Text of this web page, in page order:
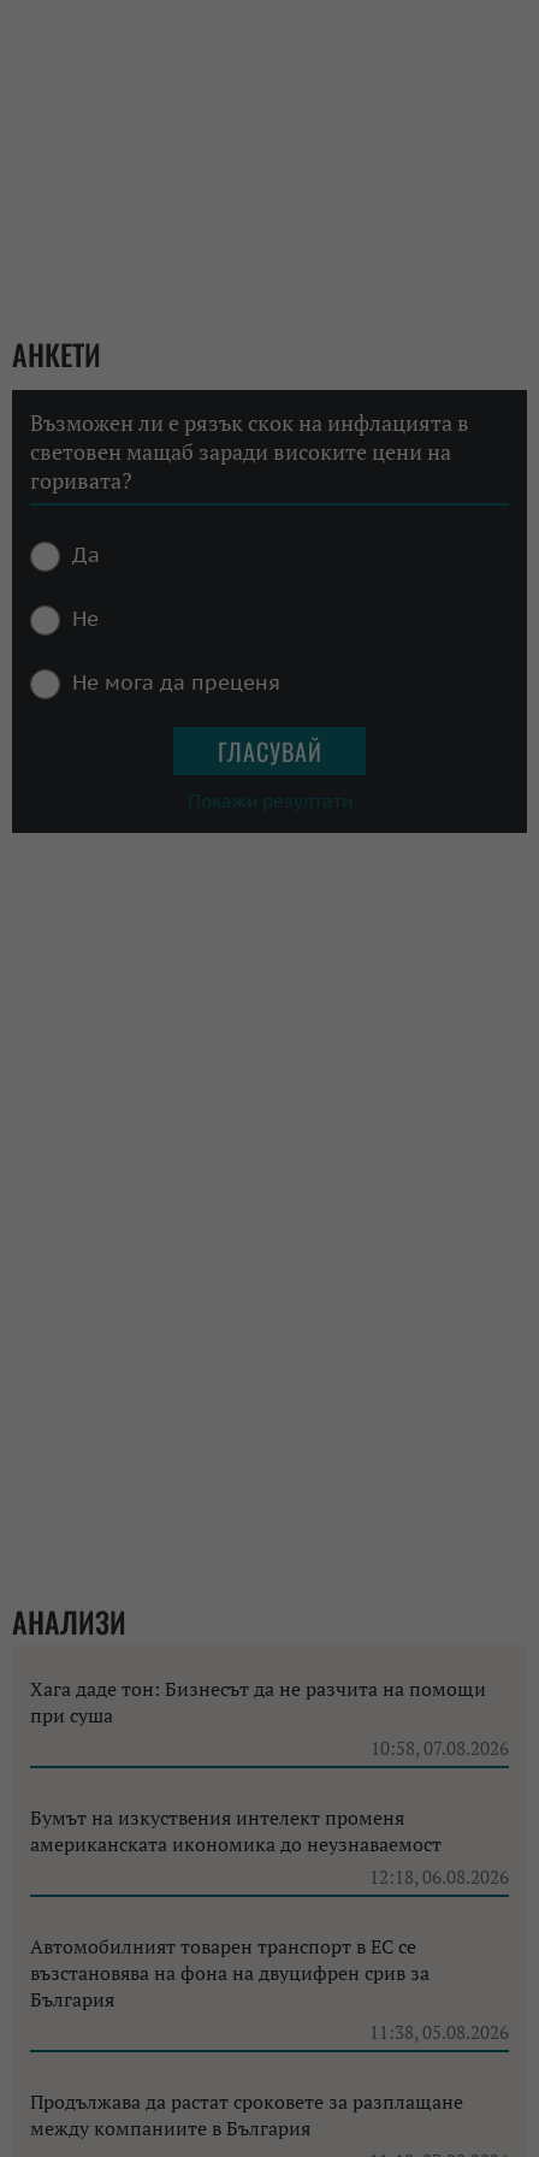
АНКЕТИ
Възможен ли е рязък скок на инфлацията в
световен мащаб заради високите цени на
горивата?
Да
Не
Не мога да преценя
Покажи резултати
АНАЛИЗИ
Хага даде тон: Бизнесът да не разчита на помощи
при суша
10:58, 07.08.2026
Бумът на изкуствения интелект променя
американската икономика до неузнаваемост
12:18, 06.08.2026
Автомобилният товарен транспорт в ЕС се
възстановява на фона на двуцифрен срив за
България
11:38, 05.08.2026
Продължава да растат сроковете за разплащане
между компаниите в България